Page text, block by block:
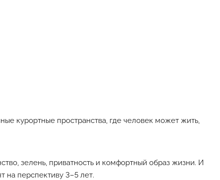
курортные пространства, где человек может жить,
зелень, приватность и комфортный образ жизни. И
на перспективу 3–5 лет.